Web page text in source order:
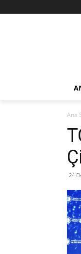
Ana
24